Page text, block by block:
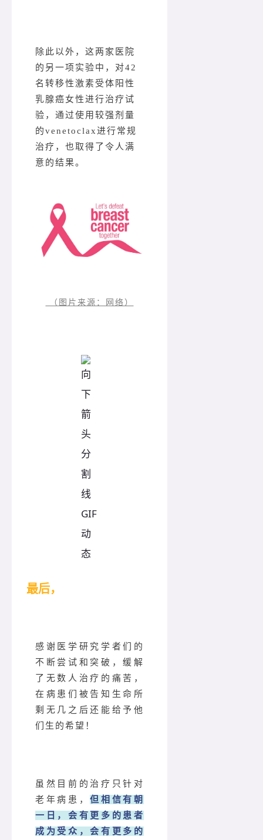
除此以外，这两家医院
的另一项实验中，对42
名转移性激素受体阳性
乳腺癌女性进行治疗试
验，通过使用较强剂量
的venetoclax进行常规
治疗，也取得了令人满
意的结果。
（图片来源：网络）
最后，
感谢医学研究学者们的
不断尝试和突破，缓解
了无数人治疗的痛苦，
在病患们被告知生命所
剩无几之后还能给予他
们生的希望！
虽然目前的治疗只针对
老年病患，但相信有朝
一日，会有更多的患者
成为受众，会有更多的